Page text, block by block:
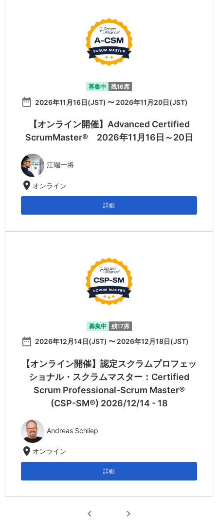
募集中 残16席
date_range 2026年11月16日(JST) 〜 2026年11月20日(JST)
【オンライン開催】Advanced Certified
ScrumMaster® 2026年11月16日～20日
江端一将
location_on オンライン
詳細
募集中 残17席
date_range 2026年12月14日(JST) 〜 2026年12月18日(JST)
【オンライン開催】認定スクラムプロフェッ
ショナル・スクラムマスター：Certified
Scrum Professional-Scrum Master®
(CSP-SM®) 2026/12/14 - 18
Andreas Schliep
location_on オンライン
詳細
chevron_left chevron_right